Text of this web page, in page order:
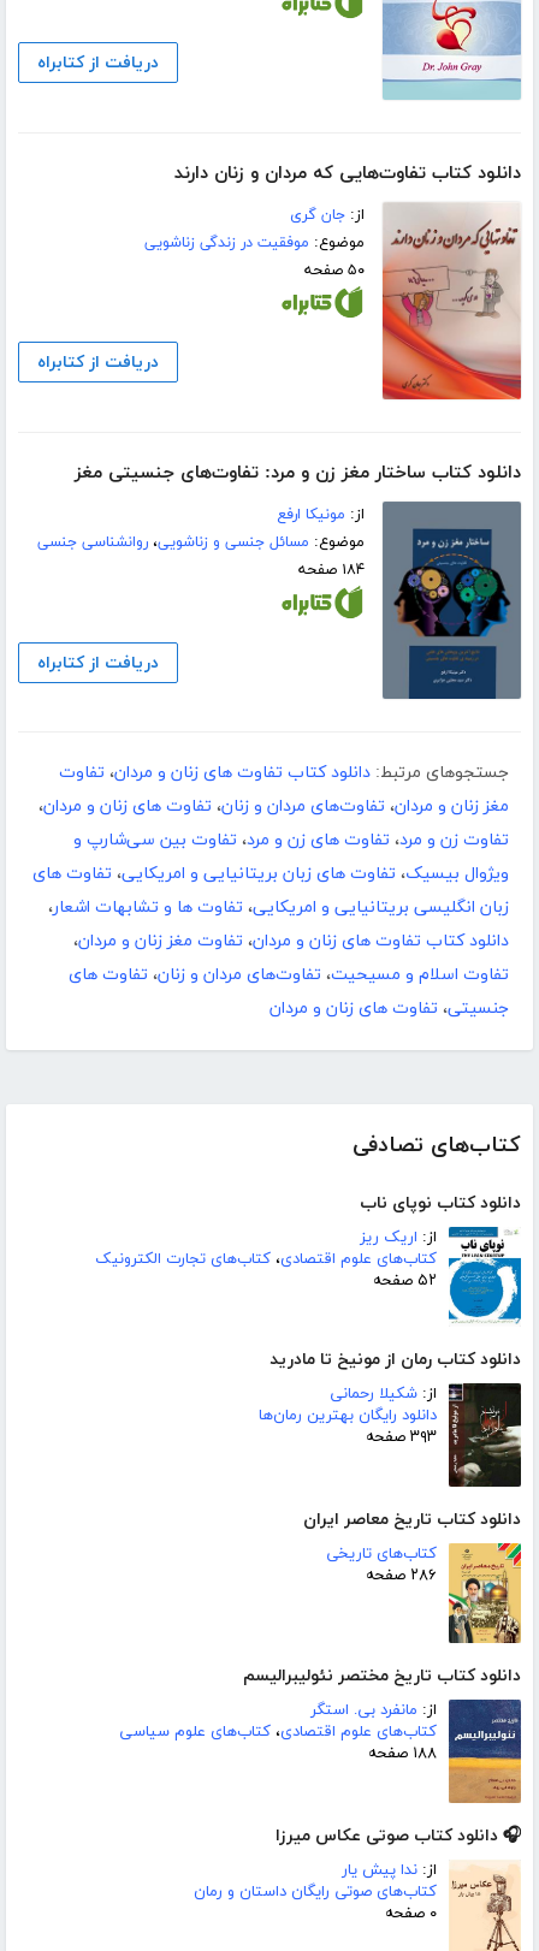
کتاب‌های تصادفی
دانلود کتاب نوپای ناب
از: اریک ریز
کتاب‌های علوم اقتصادی، کتاب‌های تجارت الکترونیک
۵۲ صفحه
دانلود کتاب رمان از مونیخ تا مادرید
از: شکیلا رحمانی
دانلود رایگان بهترین رمان‌ها
۳۹۳ صفحه
دانلود کتاب تاریخ معاصر ایران
کتاب‌های تاریخی
۲۸۶ صفحه
دانلود کتاب تاریخ مختصر نئولیبرالیسم
از: مانفرد بی. استگر
کتاب‌های علوم اقتصادی، کتاب‌های علوم سیاسی
۱۸۸ صفحه
🎧 دانلود کتاب صوتی عکاس میرزا
از: ندا پیش یار
کتاب‌های صوتی رایگان داستان و رمان
۰ صفحه
دریافت از کتابراه
دانلود کتاب تفاوت‌هایی که مردان و زنان دارند
از:جان گری
موضوع: موفقیت در زندگی زناشویی
۵۰ صفحه
دریافت از کتابراه
دانلود کتاب ساختار مغز زن و مرد: تفاوت‌های جنسیتی مغز
از: مونیکا ارفع
موضوع: مسائل جنسی و زناشویی،روانشناسی جنسی
۱۸۴ صفحه
دریافت از کتابراه
جستجوهای مرتبط: دانلود کتاب تفاوت های زنان و مردان، تفاوت
مغز زنان و مردان، تفاوت‏‌های مردان و زنان، تفاوت های زنان و مردان،
تفاوت زن و مرد، تفاوت های زن و مرد، تفاوت بین سی‌شارپ و
ویژوال بیسیک، تفاوت های زبان بریتانیایی و امریکایی، تفاوت های
زبان انگلیسی بریتانیایی و امریکایی، تفاوت ها و تشابهات اشعار،
دانلود کتاب تفاوت های زنان و مردان، تفاوت مغز زنان و مردان،
تفاوت اسلام و مسیحیت، تفاوت‏‌های مردان و زنان، تفاوت‏ های
جنسیتی، تفاوت های زنان و مردان